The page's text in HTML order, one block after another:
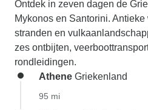
Ontdek in zeven dagen de
Mykonos en Santorini.
stranden en
zes ontbijten,
rondleidingen.
Athene Griekenland
95 mi